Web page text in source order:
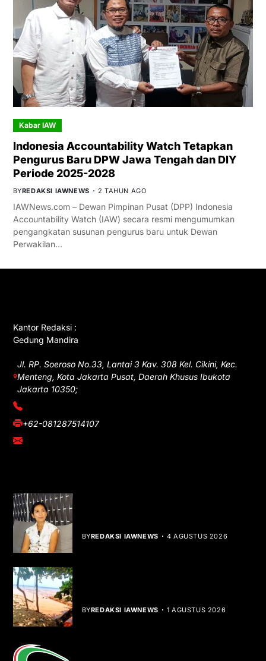
Kabar IAW
Indonesia Accountability Watch Tetapkan
Pengurus Baru DPW Jawa Tengah dan DIY
Periode 2025-2028
BYREDAKSI IAWNEWS 2 TAHUN AGO
IAWNews.com – Dewan Pimpinan Pusat (DPP) Indonesia
Accountability Watch (IAW) secara resmi mengumumkan
pengangkatan susunan pengurus baru untuk Dewan
Perwakilan…
Kantor Redaksi :
Gedung Mandira
Jl. RP. Soeroso No.33, Lantai 3 Kav. 308 Kel. Cikini, Kec.
Menteng, Kota Jakarta Pusat, Daerah Khusus Ibukota
Jakarta 10350;
(021) 3908026
+62-081287514107
adm@iawnews.com
BYREDAKSI IAWNEWS 4 AGUSTUS 2026
BYREDAKSI IAWNEWS 1 AGUSTUS 2026